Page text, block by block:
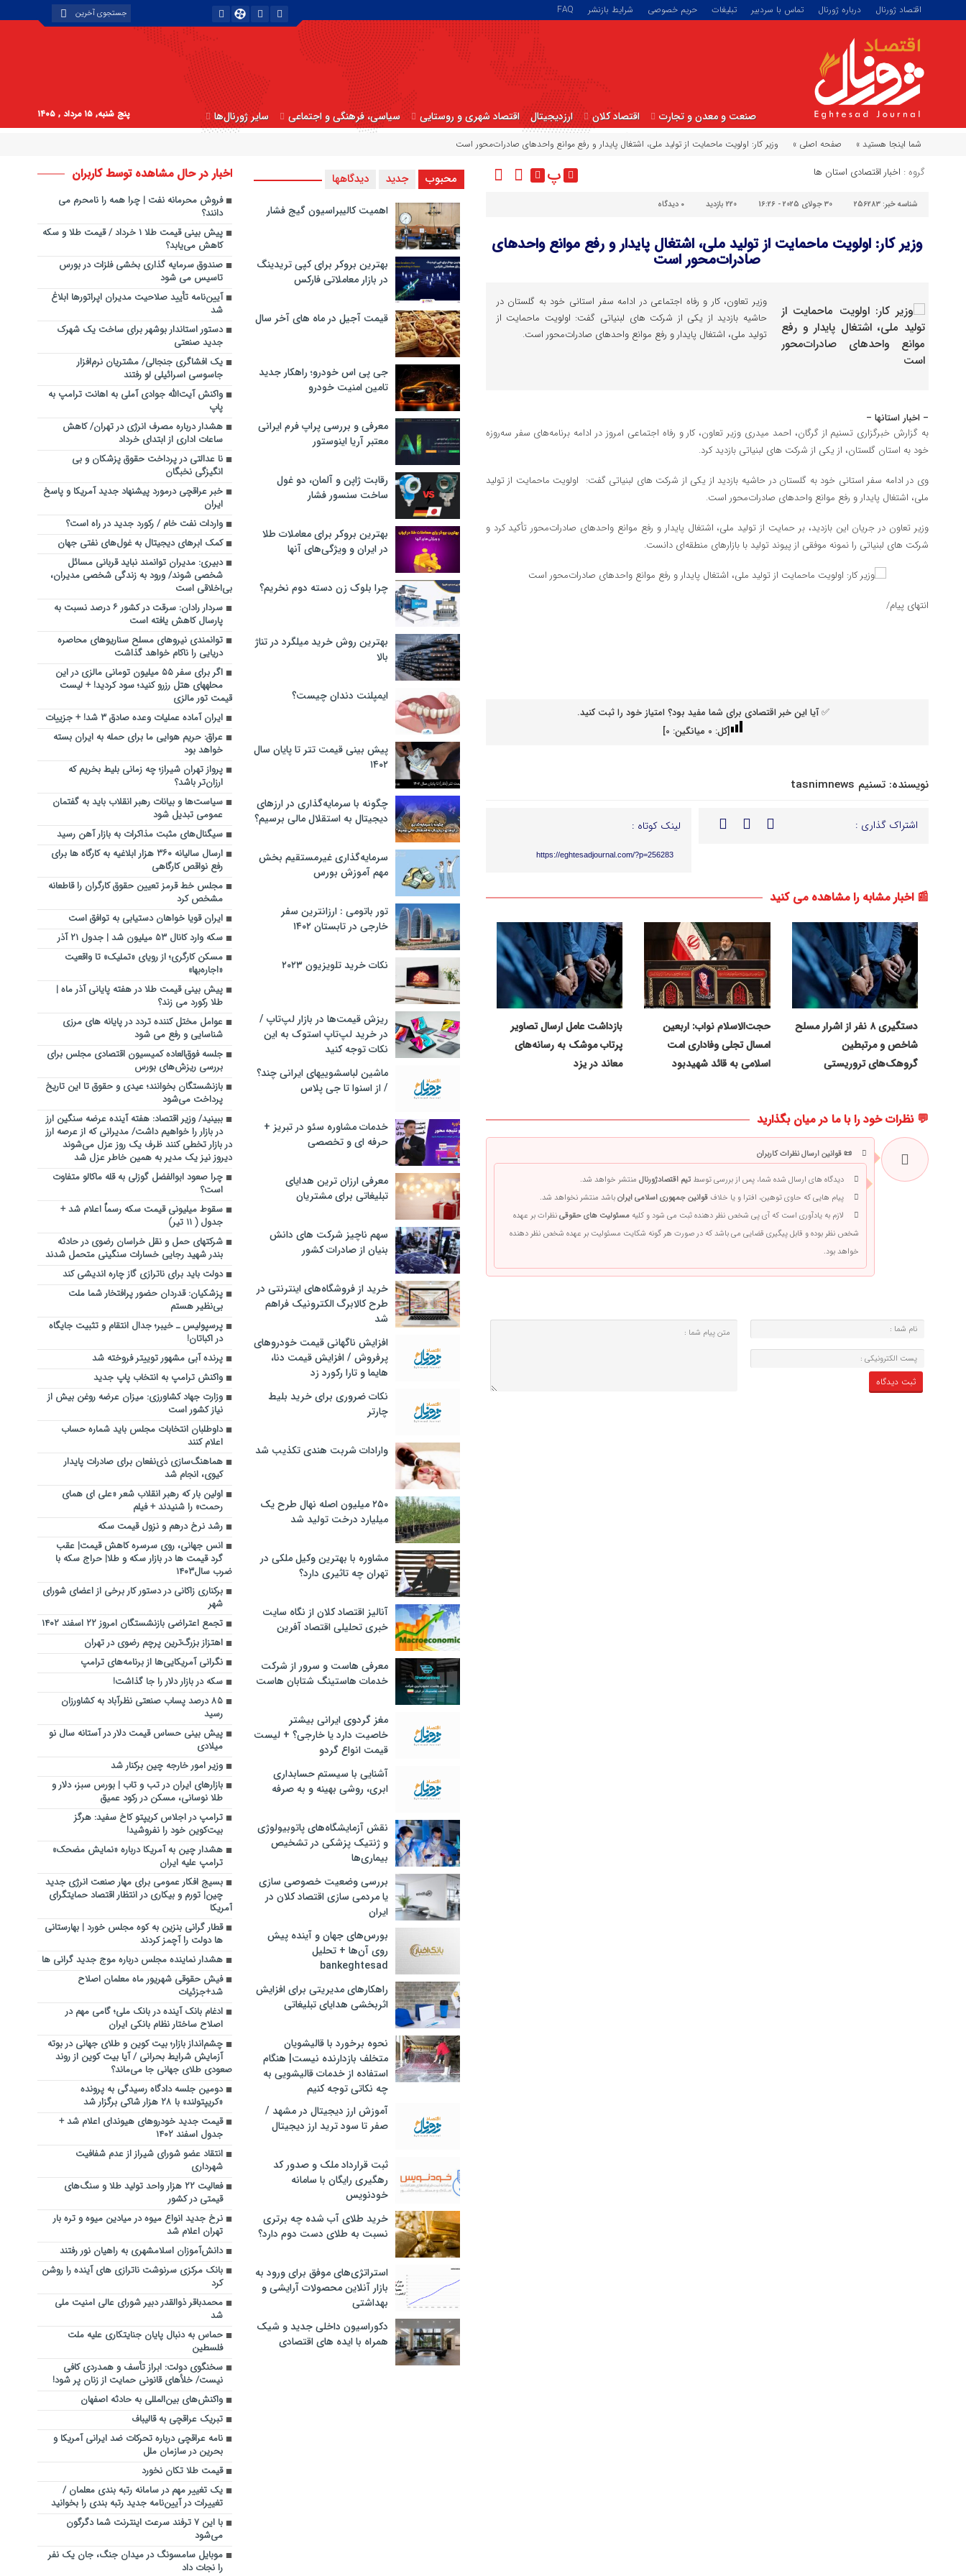
اقتصاد ژورنال درباره ژورنال تماس با سردبیر تبلیغات حریم خصوصی شرایط بازنشر FAQ
صنعت و معدن و تجارت اقتصاد کلان ارزدیجیتال اقتصاد شهری و روستایی سیاسی، فرهنگی و اجتماعی سایر ژورنال‌ها پنج شنبه, ۱۵ مرداد , ۱۴۰۵
شما اینجا هستید » صفحه اصلی » وزیر کار: اولویت ماحمایت از تولید ملی، اشتغال پایدار و رفع موانع واحدهای صادرات‌محور است
گروه : اخبار اقتصادی استان ها پ
شناسه خبر: 256283 30 جولای 2025 - 16:26 220 بازدید ۰ دیدگاه
وزیر کار: اولویت ماحمایت از تولید ملی، اشتغال پایدار و رفع موانع واحدهای
صادرات‌محور است
وزیر تعاون، کار و رفاه اجتماعی در ادامه سفر استانی خود به گلستان در
حاشیه بازدید از یکی از شرکت های لبنیاتی گفت: اولویت ماحمایت از
تولید ملی، اشتغال پایدار و رفع موانع واحدهای صادرات‌محور است.
– اخبار استانها –
به گزارش خبرگزاری تسنیم از گرگان، احمد میدری وزیر تعاون، کار و رفاه اجتماعی امروز در ادامه برنامه‌های سفر سه‌روزه
خود به استان گلستان، از یکی از شرکت های لبنیاتی بازدید کرد.
وی در ادامه سفر استانی خود به گلستان در حاشیه بازدید از یکی از شرکت های لبنیاتی گفت: اولویت ماحمایت از تولید
ملی، اشتغال پایدار و رفع موانع واحدهای صادرات‌محور است.
وزیر تعاون در جریان این بازدید، بر حمایت از تولید ملی، اشتغال پایدار و رفع موانع واحدهای صادرات‌محور تأکید کرد و
شرکت های لبنیاتی را نمونه موفقی از پیوند تولید با بازارهای منطقه‌ای دانست.
انتهای پیام/
✅ آیا این خبر اقتصادی برای شما مفید بود؟ امتیاز خود را ثبت کنید.
[کل: 0 میانگین: 0
]
نویسنده: تسنیم tasnimnews
اشتراک گذاری : لینک کوتاه :
https://eghtesadjournal.com/?p=256283
📰 اخبار مشابه را مشاهده می کنید
دستگیری ۸ نفر از اشرار مسلح
شاخص و مرتبطین
گروهک‌های تروریستی
حجت‌الاسلام نواب: اربعین
امسال تجلی وفاداری امت
اسلامی به قائد شهیدبود
بازداشت عامل ارسال تصاویر
پرتاب موشک به رسانه‌های
معاند در یزد
💬 نظرات خود را با ما در میان بگذارید
📜 قوانین ارسال نظرات کاربران
دیدگاه های ارسال شده شما، پس از بررسی توسط تیم اقتصادژورنال منتشر خواهد شد.
پیام هایی که حاوی توهین، افترا و یا خلاف قوانین جمهوری اسلامی ایرانباشد منتشر نخواهد شد.
لازم به یادآوری است که آی پی شخص نظر دهنده ثبت می شود و کلیه مسئولیت های حقوقینظرات بر عهده
شخص نظر بوده و قابل پیگیری قضایی می باشد که در صورت هر گونه شکایت مسئولیت بر عهده شخص نظر دهنده
خواهد بود.
محبوب جدید دیدگاهها
اهمیت کالیبراسیون گیج فشار
بهترین بروکر برای کپی‌ تریدینگ
در بازار معاملاتی فارکس
قیمت آجیل در ماه های آخر سال
جی پی اس خودرو؛ راهکار جدید
تامین امنیت خودرو
معرفی و بررسی پراپ فرم ایرانی
معتبر آریا اینوستور
رقابت ژاپن و آلمان، دو غول
ساخت سنسور فشار
بهترین بروکر برای معاملات طلا
در ایران و ویژگی‌های آنها
چرا بلوک زن دسته دوم نخریم؟
بهترین روش خرید میلگرد در تناژ
بالا
ایمپلنت دندان چیست؟
پیش بینی قیمت تتر تا پایان سال
۱۴۰۲
چگونه با سرمایه‌گذاری در ارزهای
دیجیتال به استقلال مالی برسیم؟
سرمایه‌گذاری غیرمستقیم بخش
مهم آموزش بورس
تور باتومی : ارزانترین سفر
خارجی در تابستان ۱۴۰۲
نکات خرید تلویزیون ۲۰۲۳
ریزش قیمت‌ها در بازار لپ‌تاپ /
در خرید لپ‌تاپ استوک به این
نکات توجه کنید
ماشین لباسشویی‎های ایرانی چند؟
/ از اسنوا تا جی پلاس
خدمات مشاوره سئو در تبریز +
حرفه ای و تخصصی
معرفی ارزان ترین هدایای
تبلیغاتی برای مشتریان
سهم ناچیز شرکت های دانش
بنیان از صادرات کشور
خرید از فروشگاه‌های اینترنتی در
طرح کالابرگ الکترونیک فراهم
شد
افزایش ناگهانی قیمت خودروهای
پرفروش / افزایش قیمت دنا،
هایما و تارا رکورد زد
نکات ضروری برای خرید بلیط
چارتر
وارادات شربت هندی تکذیب شد
۲۵۰ میلیون اصله نهال طرح یک
میلیارد درخت تولید شد
مشاوره با بهترین وکیل ملکی در
تهران چه تاثیری دارد؟
آنالیز اقتصاد کلان از نگاه سایت
خبری تحلیلی اقتصاد آفرین
معرفی هاست و سرور از شرکت
خدمات هاستینگ شتابان هاست
مغز گردوی ایرانی بیشتر
خاصیت دارد یا خارجی؟ + لیست
قیمت انواع گردو
آشنایی با سیستم حسابداری
ابری، روشی بهینه و به صرفه
نقش آزمایشگاه‌های پاتوبیولوژی
و ژنتیک پزشکی در تشخیص
بیماری‌ها
بررسی وضعیت خصوصی سازی
یا مردمی سازی اقتصاد کلان در
ایران
بورس‌های جهان و آینده پیش
روی آن‌ها + تحلیل
bankeghtesad
راهکارهای مدیریتی برای افزایش
اثربخشی هدایای تبلیغاتی
نحوه برخورد با قالیشویان
متخلف بازدارنده نیست| هنگام
استفاده از خدمات قالیشویی به
چه نکاتی توجه کنیم
آموزش ارز دیجیتال در مشهد /
صفر تا سود ترید ارز دیجیتال
ثبت قرارداد ملک و صدور کد
رهگیری رایگان با سامانه
خودنویس
خرید طلای آب شده چه برتری
نسبت به طلای دست دوم دارد؟
استراتژی‌های موفق برای ورود به
بازار آنلاین محصولات آرایشی و
بهداشتی
دکوراسیون داخلی جدید و شیک
همراه با ایده های اقتصادی
اخبار در حال مشاهده توسط کاربران
فروش محرمانه نفت | چرا همه را نامحرم می
دانند؟
پیش بینی قیمت طلا ۱ خرداد / قیمت طلا و سکه
کاهش می‌یابد؟
صندوق سرمایه گذاری بخشی فلزات در بورس
تاسیس می شود
آیین‌نامه تأیید صلاحیت مدیران اپراتورها ابلاغ
شد
دستور استاندار بوشهر برای ساخت یک شهرک
جدید صنعتی‌
یک افشاگری جنجالی/ مشتریان نرم‌افزار
جاسوسی اسرائیلی لو رفتند
واکنش آیت‌الله جوادی آملی به اهانت ترامپ به
پاپ
هشدار درباره مصرف انرژی در تهران/ کاهش
ساعات اداری از ابتدای خرداد
نا عدالتی در پرداخت حقوق پزشکان و بی
انگیزگی نخبگان
خبر عراقچی درمورد پیشنهاد جدید آمریکا و پاسخ
ایران
واردات نفت خام / رکورد جدید در راه است؟
کمک ابرهای دیجیتال به غول‌های نفتی جهان
دبیری: مدیران توانمند نباید قربانی مسائل
شخصی شوند/ ورود به زندگی شخصی مدیران،
بی‌اخلاقی است
سردار رادان: سرقت در کشور ۶ درصد نسبت به
پارسال کاهش یافته است
توانمندی نیروهای مسلح سناریوهای محاصره
دریایی را ناکام خواهد گذاشت
اگر برای سفر ۵۵ میلیون تومانی مالزی در این
محله‎های هتل رزرو کنید؛ سود کردید! + لیست
قیمت تور مالزی
ایران آماده عملیات وعده صادق ۳ شد! + جزییات
عراق: حریم هوایی ما برای حمله به ایران بسته
خواهد بود
پرواز تهران شیراز؛ چه زمانی بلیط بخریم که
ارزان‌تر باشد؟
سیاست‌ها و بیانات رهبر انقلاب باید به گفتمان
عمومی تبدیل شود
سیگنال‌های مثبت مذاکرات به بازار آهن رسید
ارسال سالیانه ۳۶۰ هزار ابلاغیه به کارگاه ها برای
رفع نواقص کارگاهی
مجلس خط قرمز تعیین حقوق کارگران را قاطعانه
مشخص کرد
ایران قویا خواهان دستیابی به توافق است
سکه وارد کانال ۵۳ میلیون شد | جدول ۲۱ آذر
مسکن کارگری؛ از رویای «تملیک» تا واقعیت
«اجاره‌بها»
پیش بینی قیمت طلا در هفته پایانی آذر ماه ‌|
طلا رکورد می زند؟
عوامل مختل کننده تردد در پایانه های مرزی
شناسایی و رفع می شود
جلسه فوق‌العاده کمیسیون اقتصادی مجلس برای
بررسی ریزش‌های بورس
بازنشستگان بخوانند؛ عیدی و حقوق تا این تاریخ
پرداخت می‌شود
ببینید/ وزیر اقتصاد: هفته آینده عرضه سنگین ارز
در بازار را خواهیم داشت/ مدیرانی که از عرصه ارز
در بازار تخطی کنند ظرف یک روز عزل می‌شوند
دیروز نیز یک مدیر به همین خاطر عزل شد
چرا صعود ابوالفضل گوزلی به قله ماکالو متفاوت
است؟
سقوط میلیونی قیمت سکه رسماٌ اعلام شد +
جدول ( ۱۱ تیر)
شرکتهای حمل و نقل خراسان رضوی در حادثه
بندر شهید رجایی خسارات سنگینی متحمل شدند
دولت باید برای ناترازی گاز چاره اندیشی کند
پزشکیان: قدردان حضور پرافتخار شما ملت
بی‌نظیر هستم
پرسپولیس ـ خیبر؛ جدال انتقام و تثبیت جایگاه
در اکباتان!
پرنده آبی مشهور توییتر فروخته شد
واکنش ترامپ به انتخاب پاپ جدید
وزارت جهاد کشاورزی: میزان عرضه روغن بیش از
نیاز کشور است
داوطلبان انتخابات مجلس باید شماره حساب
اعلام کنند
هماهنگ‌سازی ذی‌نفعان برای صادرات پایدار
کیوی، انجام شد
اولین بار که رهبر انقلاب شعر «علی ای همای
رحمت» را شنیدند + فیلم
رشد نرخ درهم و نزول قیمت سکه
انس جهانی، روی سرسره کاهش قیمت| عقب
گرد قیمت ها در بازار سکه و طلا| حراج سکه با
ضرب سال۱۴۰۳
برکناری زاکانی در دستور کار برخی از اعضای شورای
شهر
تجمع اعتراضی بازنشستگان امروز ۲۲ اسفند ۱۴۰۲
اهتزاز بزرگ‌ترین پرچم رضوی در تهران
نگرانی آمریکایی‌ها از برنامه‌های ترامپ
سکه در بازار دلار را جا گذاشت!
۸۵ درصد پساب صنعتی نظرآباد به کشاورزان
رسید
پیش بینی حساس قیمت دلار در آستانه سال نو
میلادی
وزیر امور خارجه چین برکنار شد
بازارهای ایران در تب و تاب | بورس سبز، دلار و
طلا نوسانی، مسکن در رکود عمیق
ترامپ در اجلاس کریپتو کاخ سفید: هرگز
بیت‌کوین خود را نفروشید!
هشدار چین به آمریکا درباره «نمایش مضحک»
ترامپ علیه ایران
بسیج افکار عمومی برای مهار صنعت انرژی جدید
چین| تورم و بیکاری در انتظار اقتصاد حمایتگرای
آمریکا
قطار گرانی بنزین به کوه مجلس خورد | بهارستانی
ها دولت را آچمز کردند
هشدار نماینده مجلس درباره موج جدید گرانی ها
فیش حقوقی شهریور ماه معلمان اصلاح
شد+جزئیات
ادغام بانک آینده در بانک ملی؛ گامی مهم در
اصلاح ساختار نظام بانکی ایران
چشم‌انداز بازار؛ بیت کوین و طلای جهانی در بوته
آزمایش شرایط بحرانی / آیا بیت کوین از روند
صعودی طلای جهانی جا می‌ماند؟
دومین جلسه دادگاه رسیدگی به پرونده
«کریپتولند» با ۲۸ هزار شاکی برگزار شد
قیمت جدید خودروهای هیوندای اعلام شد +
جدول اسفند ۱۴۰۲
انتقاد عضو شورای شیراز از عدم شفافیت
شهرداری
فعالیت ۲۲ هزار واحد تولید طلا و سنگ‌های
قیمتی در کشور
نرخ جدید انواع میوه در میادین میوه و تره بار
تهران اعلام شد
دانش‌آموزان اسلامشهری به راهیان‌ نور رفتند
بانک مرکزی سرنوشت ناترازی های آینده را روشن
کرد
محمدباقر ذوالقدر دبیر شورای عالی امنیت ملی
شد
حماس به دنبال پایان جنایتکاری علیه ملت
فلسطین
سخنگوی دولت: ابراز تأسف و همدردی کافی
نیست/ خلأهای قانونی حمایت از زنان پر شود!
واکنش‌های بین‌المللی به حادثه اصفهان
تبریک عراقچی به قالیباف
نامه عراقچی درباره تحرکات ضد ایرانی آمریکا و
بحرین در سازمان ملل
قیمت طلا تکان نخورد
یک تغییر مهم در سامانه رتبه بندی معلمان /
تغییرات در آیین‌نامه جدید رتبه بندی را بخوانید
با این ۷ ترفند سرعت اینترنت شما دگرگون
می‌شود
موبایل سامسونگ در میدان جنگ، جان یک نفر
را نجات داد